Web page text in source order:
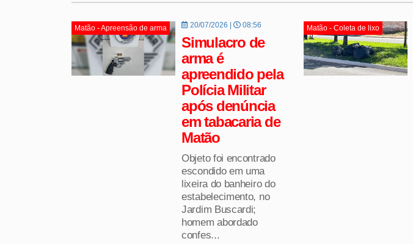
Matão - Apreensão de arma 20/07/2026 | 08:56
Simulacro de
arma é
apreendido pela
Polícia Militar
após denúncia
em tabacaria de
Matão
Objeto foi encontrado
escondido em uma
lixeira do banheiro do
estabelecimento, no
Jardim Buscardi;
homem abordado
confes...
Matão - Coleta de lixo